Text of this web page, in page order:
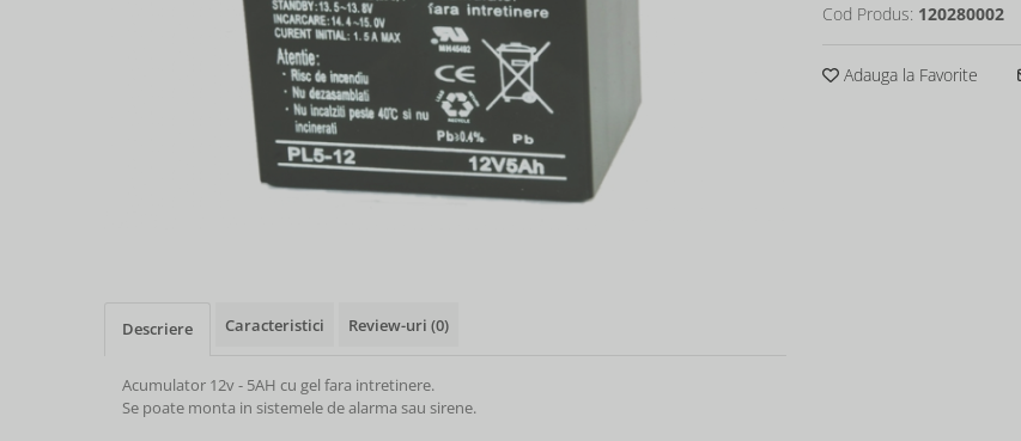
Cod Produs: 120280002
Adauga la Favorite
Descriere Caracteristici Review-uri (0)
Acumulator 12v - 5AH cu gel fara intretinere.
Se poate monta in sistemele de alarma sau sirene.